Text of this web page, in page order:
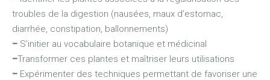
troubles de la digestion (nausées, maux d’estomac,
diarrhée, constipation, ballonnements)
– S’initier au vocabulaire botanique et médicinal
–Transformer ces plantes et maîtriser leurs utilisations
– Expérimenter des techniques permettant de favoriser une